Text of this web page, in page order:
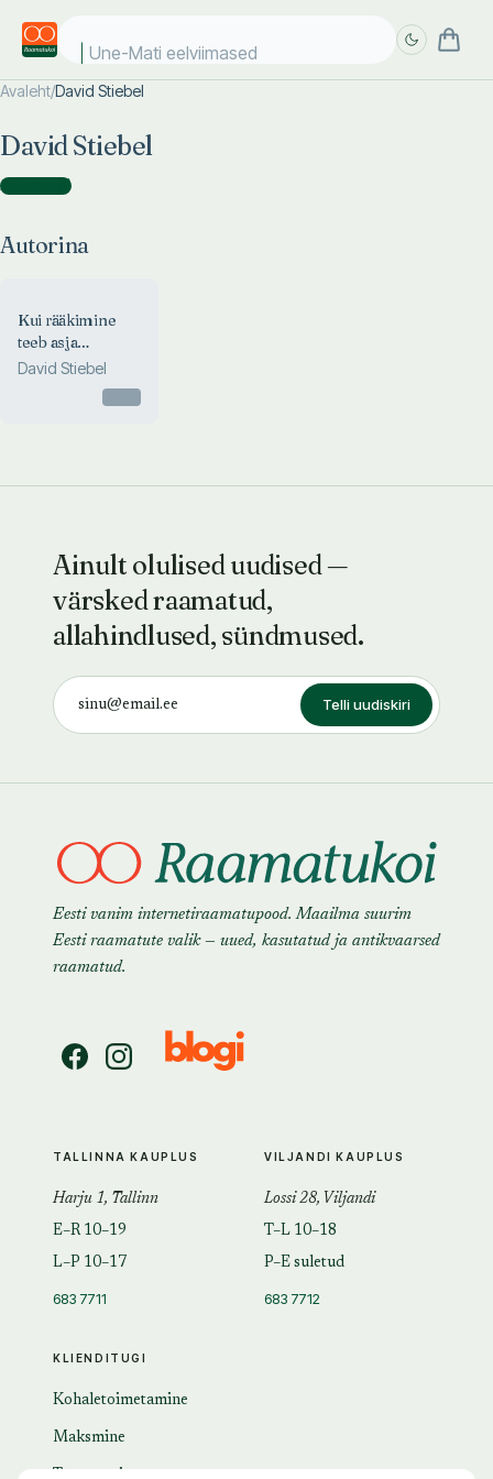
Une-Mati eelviimased
Avaleht/David Stiebel
David Stiebel
Autorina )
Autorina
Kui rääkimine
teeb asja
hullemaks
David Stiebel
Ainult olulised uudised —
värsked raamatud,
allahindlused, sündmused.
Telli uudiskiri
Eesti vanim internetiraamatupood. Maailma suurim
Eesti raamatute valik — uued, kasutatud ja antikvaarsed
raamatud.
KLIENDITUGI
Kohaletoimetamine
Maksmine
TALLINNA KAUPLUS
Harju 1, Tallinn
E–R 10–19
L–P 10–17
683 7711
VILJANDI KAUPLUS
Lossi 28, Viljandi
T–L 10–18
P–E suletud
683 7712